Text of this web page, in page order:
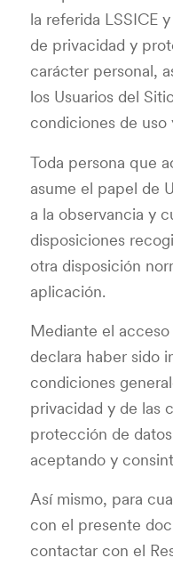
la referida LSSICE
de privacidad y
carácter personal,
los Usuarios del
condiciones de uso
Toda persona que
asume el papel de
a la observancia y
disposiciones
otra disposición
aplicación.
Mediante el
declara haber sido
condiciones
privacidad y de las
protección de
aceptando y
Así mismo, para
con el presente
contactar con el